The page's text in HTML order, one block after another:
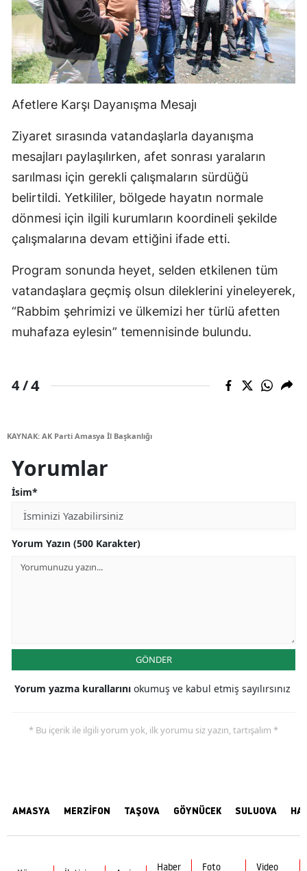
Afetlere Karşı Dayanışma Mesajı
Ziyaret sırasında vatandaşlarla dayanışma
mesajları paylaşılırken, afet sonrası yaraların
sarılması için gerekli çalışmaların sürdüğü
belirtildi. Yetkililer, bölgede hayatın normale
dönmesi için ilgili kurumların koordineli şekilde
çalışmalarına devam ettiğini ifade etti.
Program sonunda heyet, selden etkilenen tüm
vatandaşlara geçmiş olsun dileklerini yineleyerek,
“Rabbim şehrimizi ve ülkemizi her türlü afetten
muhafaza eylesin” temennisinde bulundu.
4 /4
KAYNAK: AK Parti Amasya İl Başkanlığı
Yorumlar
İsim*
Yorum Yazın (500 Karakter)
GÖNDER
Yorum yazma kurallarını okumuş ve kabul etmiş sayılırsınız
* Bu içerik ile ilgili yorum yok, ilk yorumu siz yazın, tartışalım *
AMASYA MERZİFON TAŞOVA GÖYNÜCEK SULUOVA
Haber Foto Video